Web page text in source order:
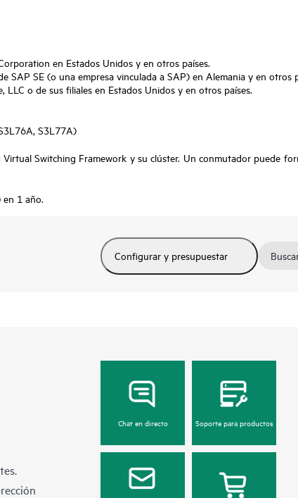
en Estados Unidos y en otros países.
SAP SE (o una empresa vinculada a SAP) en Alemania y en otros
o de sus filiales en Estados Unidos y en otros países.
S3L77A)
Switching Framework y su clúster. Un conmutador puede
1 año.
Configurar y presupuestar
Chat en directo Soporte para productos